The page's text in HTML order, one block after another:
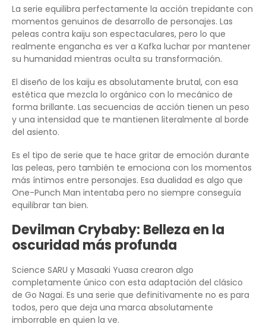
La serie equilibra perfectamente la acción trepidante con
momentos genuinos de desarrollo de personajes. Las
peleas contra kaiju son espectaculares, pero lo que
realmente engancha es ver a Kafka luchar por mantener
su humanidad mientras oculta su transformación.
El diseño de los kaiju es absolutamente brutal, con esa
estética que mezcla lo orgánico con lo mecánico de
forma brillante. Las secuencias de acción tienen un peso
y una intensidad que te mantienen literalmente al borde
del asiento.
Es el tipo de serie que te hace gritar de emoción durante
las peleas, pero también te emociona con los momentos
más íntimos entre personajes. Esa dualidad es algo que
One-Punch Man intentaba pero no siempre conseguía
equilibrar tan bien.
Devilman Crybaby: Belleza en la
oscuridad más profunda
Science SARU y Masaaki Yuasa crearon algo
completamente único con esta adaptación del clásico
de Go Nagai. Es una serie que definitivamente no es para
todos, pero que deja una marca absolutamente
imborrable en quien la ve.